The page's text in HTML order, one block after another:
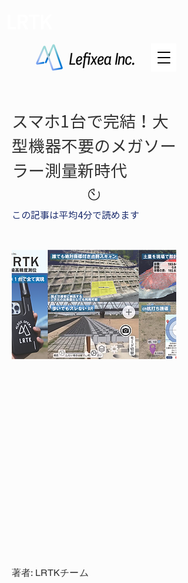
スマホ1台で完結！大
型機器不要のメガソー
ラー測量新時代
この記事は平均4分で読めます
著者: LRTKチーム